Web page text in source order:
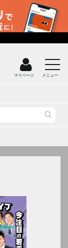
マイページ メニュー